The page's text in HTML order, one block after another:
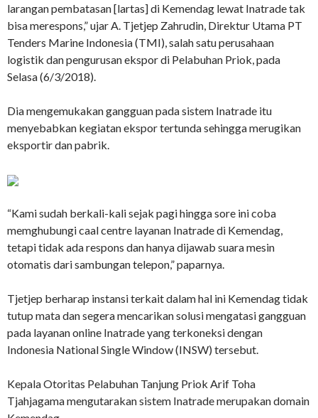
larangan pembatasan [lartas] di Kemendag lewat Inatrade tak
bisa merespons,” ujar A. Tjetjep Zahrudin, Direktur Utama PT
Tenders Marine Indonesia (TMI), salah satu perusahaan
logistik dan pengurusan ekspor di Pelabuhan Priok, pada
Selasa (6/3/2018).
Dia mengemukakan gangguan pada sistem Inatrade itu
menyebabkan kegiatan ekspor tertunda sehingga merugikan
eksportir dan pabrik.
“Kami sudah berkali-kali sejak pagi hingga sore ini coba
memghubungi caal centre layanan Inatrade di Kemendag,
tetapi tidak ada respons dan hanya dijawab suara mesin
otomatis dari sambungan telepon,” paparnya.
Tjetjep berharap instansi terkait dalam hal ini Kemendag tidak
tutup mata dan segera mencarikan solusi mengatasi gangguan
pada layanan online Inatrade yang terkoneksi dengan
Indonesia National Single Window (INSW) tersebut.
Kepala Otoritas Pelabuhan Tanjung Priok Arif Toha
Tjahjagama mengutarakan sistem Inatrade merupakan domain